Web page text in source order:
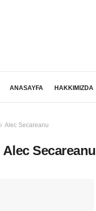
ANASAYFA HAKKIMIZDA
Alec Secareanu
Alec Secareanu